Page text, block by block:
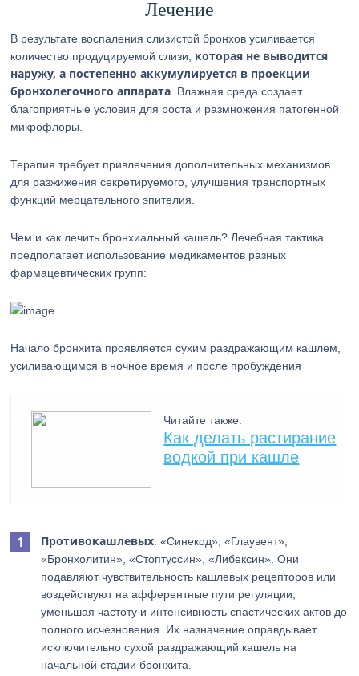
Лечение
В результате воспаления слизистой бронхов усиливается
количество продуцируемой слизи, которая не выводится
наружу, а постепенно аккумулируется в проекции
бронхолегочного аппарата . Влажная среда создает
благоприятные условия для роста и размножения патогенной
микрофлоры.
Терапия требует привлечения дополнительных механизмов
для разжижения секретируемого, улучшения транспортных
функций мерцательного эпителия.
Чем и как лечить бронхиальный кашель? Лечебная тактика
предполагает использование медикаментов разных
фармацевтических групп:
Начало бронхита проявляется сухим раздражающим кашлем,
усиливающимся в ночное время и после пробуждения
Читайте также:
Как делать растирание
водкой при кашле
Противокашлевых: «Синекод», «Глаувент»,
«Бронхолитин», «Стоптуссин», «Либексин». Они
подавляют чувствительность кашлевых рецепторов или
воздействуют на афферентные пути регуляции,
уменьшая частоту и интенсивность спастических актов до
полного исчезновения. Их назначение оправдывает
исключительно сухой раздражающий кашель на
начальной стадии бронхита.